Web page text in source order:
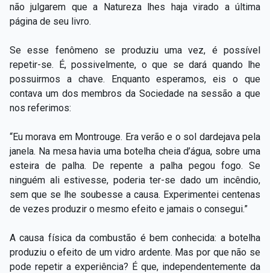
não julgarem que a Natureza lhes haja virado a última
página de seu livro.
Se esse fenômeno se produziu uma vez, é possível
repetir-se. É, possivelmente, o que se dará quando lhe
possuirmos a chave. Enquanto esperamos, eis o que
contava um dos membros da Sociedade na sessão a que
nos referimos:
“Eu morava em Montrouge. Era verão e o sol dardejava pela
janela. Na mesa havia uma botelha cheia d’água, sobre uma
esteira de palha. De repente a palha pegou fogo. Se
ninguém ali estivesse, poderia ter-se dado um incêndio,
sem que se lhe soubesse a causa. Experimentei centenas
de vezes produzir o mesmo efeito e jamais o consegui.”
A causa física da combustão é bem conhecida: a botelha
produziu o efeito de um vidro ardente. Mas por que não se
pode repetir a experiência? É que, independentemente da